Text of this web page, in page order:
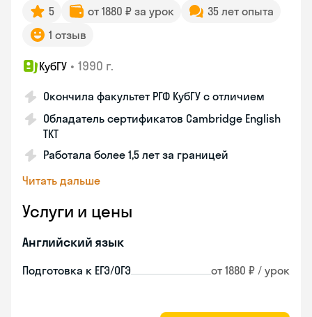
5 от 1880 ₽ за урок
35 лет опыта
1 отзыв
КубГУ • 1990 г.
Окончила факультет РГФ КубГУ с отличием
Обладатель сертификатов Cambridge English
TKT
Работала более 1,5 лет за границей
Читать дальше
Услуги и цены
Английский язык
Подготовка к ЕГЭ/ОГЭ от 1880 ₽ / урок